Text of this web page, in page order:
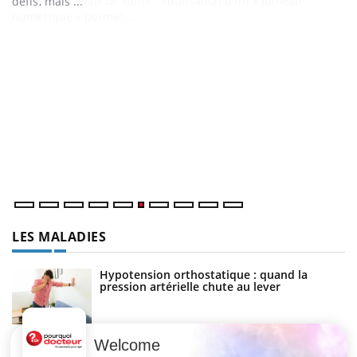
LES MALADIES
Hypotension orthostatique : quand la
pression artérielle chute au lever
Drépanocytose : une déformation des
Welcome